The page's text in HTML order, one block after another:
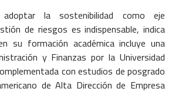
la sostenibilidad como eje
de riesgos es indispensable, indica
su formación académica incluye una
y Finanzas por la Universidad
con estudios de posgrado
de Alta Dirección de Empresa